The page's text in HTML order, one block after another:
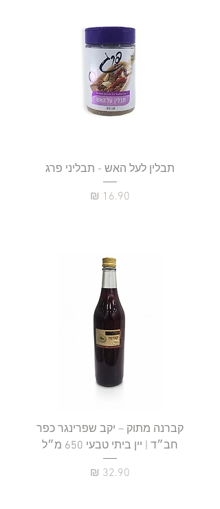
תבלין לעל האש - תבליני פרג
מחיר
קברנה מתוק – יקב שפרינגר כפר
חב״ד | יין ביתי טבעי 650 מ״ל
מחיר